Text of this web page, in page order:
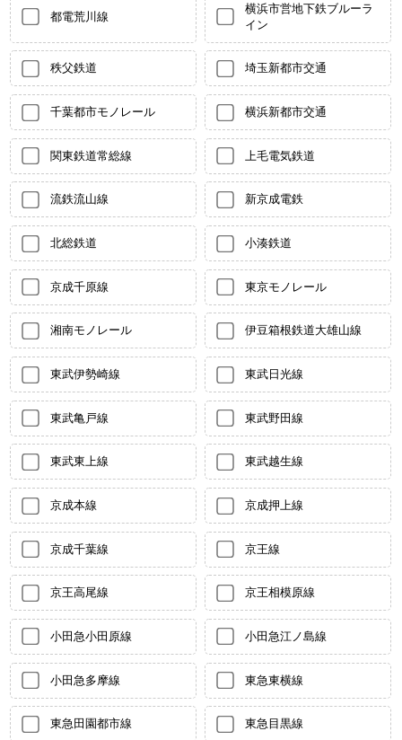
都電荒川線
横浜市営地下鉄ブルーラ
イン
秩父鉄道 埼玉新都市交通
千葉都市モノレール 横浜新都市交通
関東鉄道常総線 上毛電気鉄道
流鉄流山線 新京成電鉄
北総鉄道 小湊鉄道
京成千原線 東京モノレール
湘南モノレール 伊豆箱根鉄道大雄山線
東武伊勢崎線 東武日光線
東武亀戸線 東武野田線
東武東上線 東武越生線
京成本線 京成押上線
京成千葉線 京王線
京王高尾線 京王相模原線
小田急小田原線 小田急江ノ島線
小田急多摩線 東急東横線
東急田園都市線 東急目黒線